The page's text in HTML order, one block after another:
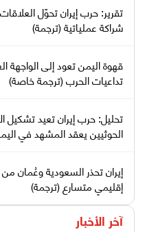
تقرير: حرب إيران تحوّل
شراكة عملياتية (ترجمة)
قهوة اليمن تعود إلى الواجهة
تداعيات الحرب (ترجمة خاصة)
تحليل: حرب إيران تعيد تشكيل
الحوثيين يعقد المشهد في
إيران تحذر السعودية
إقليمي متسارع (ترجمة)
آخر الأخبار